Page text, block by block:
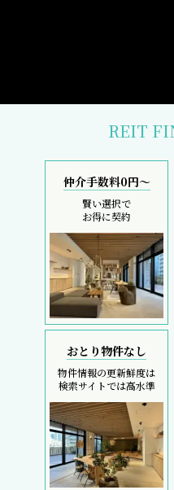
REIT
仲介手数料0円～
賢い選択で
お得に契約
おとり物件なし
物件情報の更新鮮度は
検索サイトでは高水準